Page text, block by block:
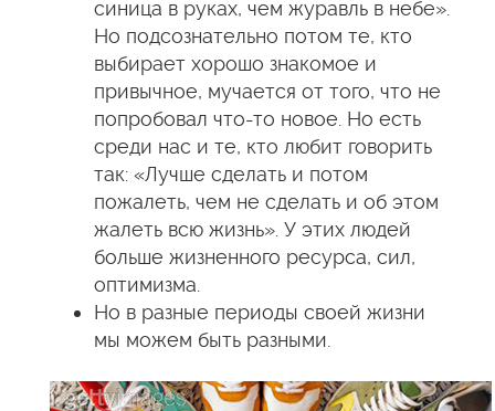
синица в руках, чем журавль в небе».
Но подсознательно потом те, кто
выбирает хорошо знакомое и
привычное, мучается от того, что не
попробовал что-то новое. Но есть
среди нас и те, кто любит говорить
так: «Лучше сделать и потом
пожалеть, чем не сделать и об этом
жалеть всю жизнь». У этих людей
больше жизненного ресурса, сил,
оптимизма.
Но в разные периоды своей жизни
мы можем быть разными.